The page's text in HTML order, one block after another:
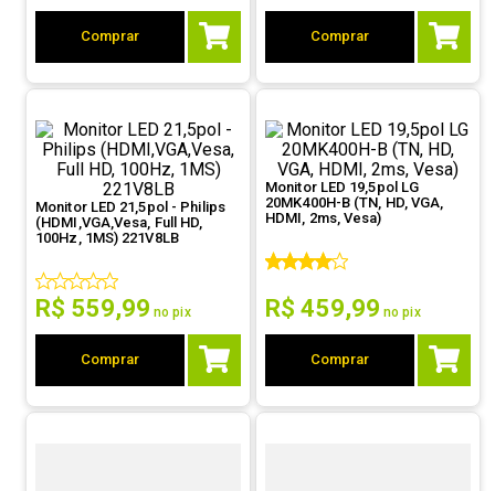
Comprar Comprar
Monitor LED 21,5pol - Philips
(HDMI,VGA,Vesa, Full HD,
100Hz, 1MS) 221V8LB
R$ 559,99 no pix
Comprar
Monitor LED 19,5pol LG
20MK400H-B (TN, HD, VGA,
HDMI, 2ms, Vesa)
R$ 459,99 no pix
Comprar